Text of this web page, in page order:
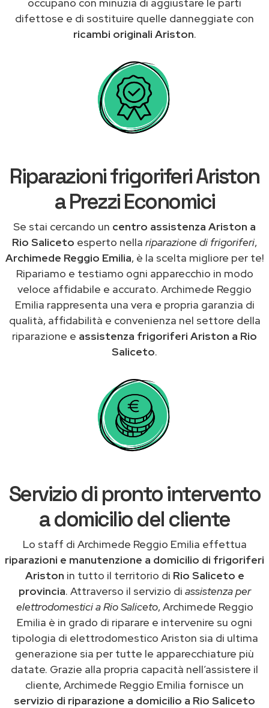
difettose e di sostituire quelle danneggiate con
ricambi originali Ariston.
Riparazioni frigoriferi Ariston
a Prezzi Economici
Se stai cercando un centro assistenza Ariston a
Rio Saliceto esperto nella riparazione di frigoriferi,
Archimede Reggio Emilia, è la scelta migliore per te!
Ripariamo e testiamo ogni apparecchio in modo
veloce affidabile e accurato. Archimede Reggio
Emilia rappresenta una vera e propria garanzia di
qualità, affidabilità e convenienza nel settore della
riparazione e assistenza frigoriferi Ariston a Rio
Saliceto.
Servizio di pronto intervento
a domicilio del cliente
Lo staff di Archimede Reggio Emilia effettua
riparazioni e manutenzione a domicilio di frigoriferi
Ariston in tutto il territorio di Rio Saliceto e
provincia. Attraverso il servizio di assistenza per
elettrodomestici a Rio Saliceto, Archimede Reggio
Emilia è in grado di riparare e intervenire su ogni
tipologia di elettrodomestico Ariston sia di ultima
generazione sia per tutte le apparecchiature più
datate. Grazie alla propria capacità nell’assistere il
cliente, Archimede Reggio Emilia fornisce un
servizio di riparazione a domicilio a Rio Saliceto